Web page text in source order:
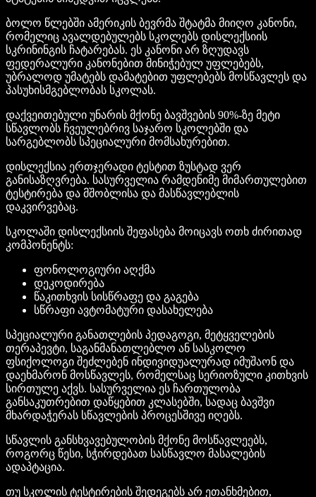
ბოლო წლებში ამერიკის ბევრმა შტატმა მიიღო კანონი,
რომელიც ავალდებულებს სკოლებს დისლექსიის
სკრინინგის ჩატარებას. ეს კანონი არ ზღუდავს
ფედერალური კანონებით მინიჭებულ უფლებებს,
უბრალოდ უმატებს დამატებით უფლებებს მოსწავლეს და
პასუხისმგებლობას სკოლას.
დაქვეითებული უნარის მქონე ბავშვების 90%-ზე მეტი
სწავლობს ჩვეულებრივ საჯარო სკოლებში და
სარგებლობს სპეციალური მომსახურებით.
დისლექსია ერთჯერადი ტესტით ზუსტად ვერ
განისაზღვრება. სასურველია რამდენიმე მიმართულებით
ტესტირება და მშობლისა და მასწავლებლის
დაკვირვებაც.
სკოლაში დისლექსიის შეფასება მოიცავს ოთხ ძირითად
კომპონენტს:
ფონოლოგიური აღქმა
დეკოდირება
წაკითხვის სისწრაფე და გაგება
სწრაფი ავტომატური დასახელება
სპეციალური განათლების პედაგოგი, მეტყველების
თერაპევტი, საგანმანათლებლო ან სასკოლო
ფსიქოლოგი შეძლებენ ინდივიდუალურად იმუშაონ და
დაეხმარონ მოსწავლეს, რომელსაც სერიოზული კითხვის
სირთულე აქვს. სასურველია ეს ჩართულობა
განსაკუთრებით დაწყებით კლასებში, სადაც ბავშვი
მხარდაჭერას სწავლების პროცესშივე იღებს.
სწავლის განსხვავებულობის მქონე მოსწავლეებს,
როგორც წესი, სჭირდებათ სასწავლო მასალების
ადაპტაცია.
თუ სკოლის ტესტირების შედეგებს არ ეთანხმებით,